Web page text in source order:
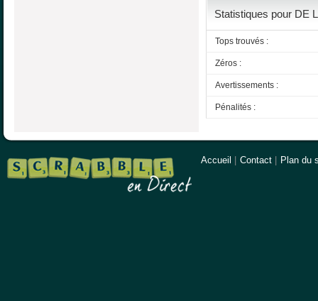
Statistiques pour DE
Tops trouvés :
Zéros :
Avertissements :
Pénalités :
Accueil Contact Plan du